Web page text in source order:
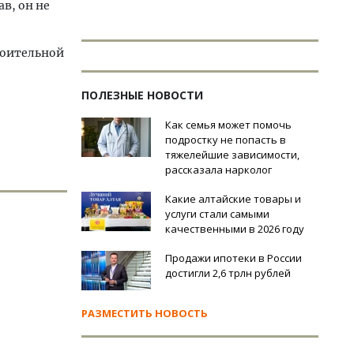
он не
ПОЛЕЗНЫЕ НОВОСТИ
Как семья может помочь
подростку не попасть в
тяжелейшие зависимости,
рассказала нарколог
Какие алтайские товары и
услуги стали самыми
качественными в 2026 году
Продажи ипотеки в России
достигли 2,6 трлн рублей
РАЗМЕСТИТЬ НОВОСТЬ